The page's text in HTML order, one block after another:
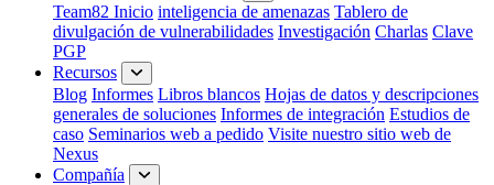
Team82 Inicio inteligencia de amenazas Tablero de
divulgación de vulnerabilidades Investigación Charlas Clave
PGP
Recursos
Blog Informes Libros blancos Hojas de datos y descripciones
generales de soluciones Informes de integración Estudios de
caso Seminarios web a pedido Visite nuestro sitio web de
Nexus
Compañía